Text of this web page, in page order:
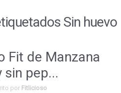
Sin huevo
Fit de Manzana
sin pep...
por Fitlicioso